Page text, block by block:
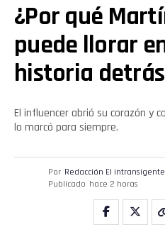
¿Por qué
puede llorar
historia
El influencer abrió su corazón y
lo marcó para siempre.
Por Redacción El intransigente
Publicado hace 2 horas